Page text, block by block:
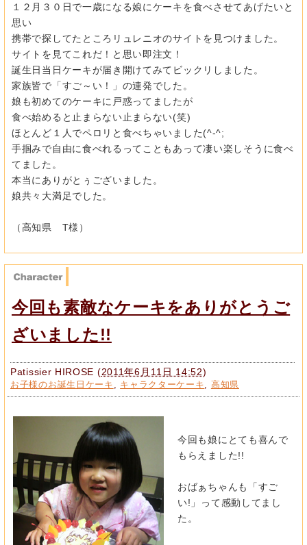
１２月３０日で一歳になる娘にケーキを食べさせてあげたいと
思い
携帯で探してたところリュレニオのサイトを見つけました。
サイトを見てこれだ！と思い即注文！
誕生日当日ケーキが届き開けてみてビックリしました。
家族皆で「すご～い！」の連発でした。
娘も初めてのケーキに戸惑ってましたが
食べ始めると止まらない止まらない(笑)
ほとんど１人でペロリと食べちゃいました(^-^;
手掴みで自由に食べれるってこともあって凄い楽しそうに食べ
てました。
本当にありがとぅございました。
娘共々大満足でした。
（高知県 T様）
今回も素敵なケーキをありがとうご
ざいました!!
Patissier HIROSE (2011年6月11日 14:52)
お子様のお誕生日ケーキ キャラクターケーキ 高知県
今回も娘にとても喜んで
もらえました!!
おばぁちゃんも「すご
い!」って感動してまし
た。